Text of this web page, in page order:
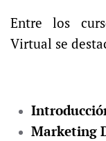
Entre los
Virtual se
Marketing